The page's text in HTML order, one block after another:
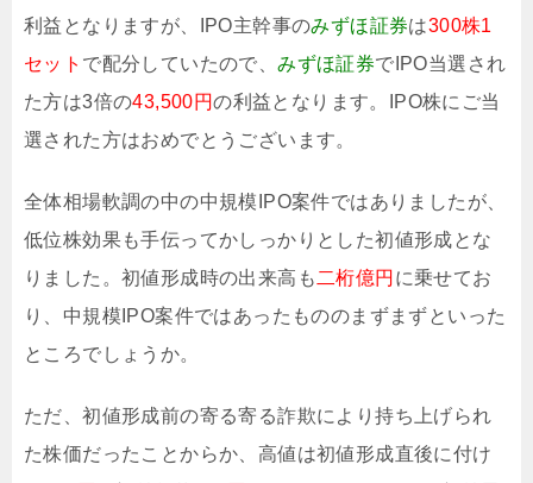
利益となりますが、IPO主幹事のみずほ証券は300株1
セット で配分していたので、みずほ証券でIPO当選され
た方は3倍の43,500円の利益となります。IPO株にご当
選された方はおめでとうございます。
全体相場軟調の中の中規模IPO案件ではありましたが、
低位株効果も手伝ってかしっかりとした初値形成とな
りました。初値形成時の出来高も 二桁億円 に乗せてお
り、中規模IPO案件ではあったもののまずまずといった
ところでしょうか。
ただ、初値形成前の寄る寄る詐欺により持ち上げられ
た株価だったことからか、高値は初値形成直後に付け